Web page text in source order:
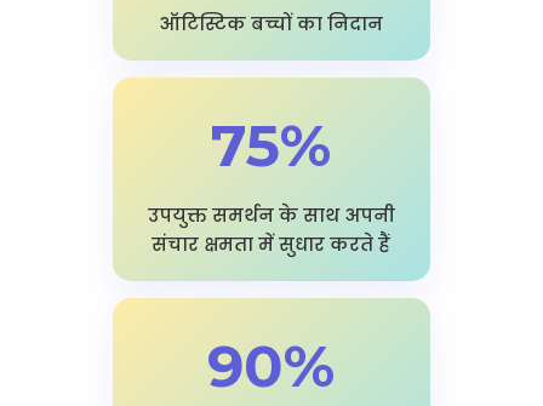
ऑटिस्टिक बच्चों का निदान
75%
उपयुक्त समर्थन के साथ अपनी
संचार क्षमता में सुधार करते हैं
90%